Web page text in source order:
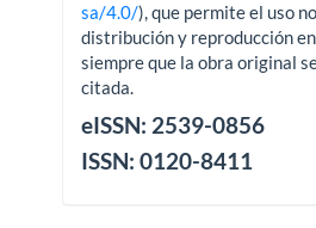
sa/4.0/), que permite el uso
distribución y reproducción
siempre que la obra original
citada.
eISSN: 2539-0856
ISSN: 0120-8411